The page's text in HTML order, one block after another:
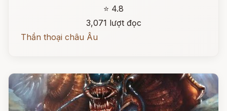
⭐ 4.8
3,071 lượt đọc
Thần thoại châu Âu